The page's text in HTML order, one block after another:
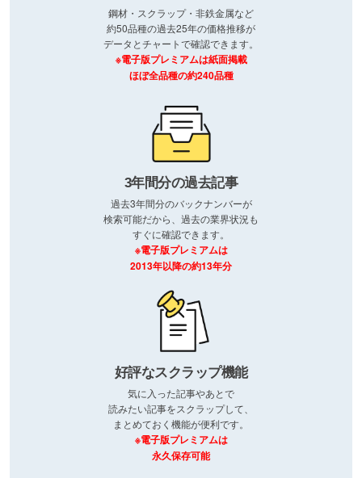
鋼材・スクラップ・非鉄金属など
約50品種の過去25年の価格推移が
データとチャートで確認できます。
※電子版プレミアムは紙面掲載
ほぼ全品種の約240品種
3年間分の過去記事
過去3年間分のバックナンバーが
検索可能だから、過去の業界状況も
すぐに確認できます。
※電子版プレミアムは
2013年以降の約13年分
好評なスクラップ機能
気に入った記事やあとで
読みたい記事をスクラップして、
まとめておく機能が便利です。
※電子版プレミアムは
永久保存可能